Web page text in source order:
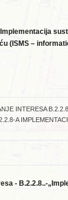
(ISMS –
INTERESA
A
- B.2.2.8..-